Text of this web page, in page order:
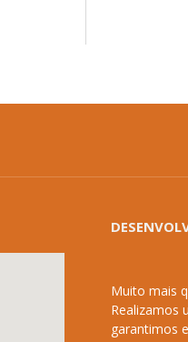
Muito mais
Realizamos
garantimos